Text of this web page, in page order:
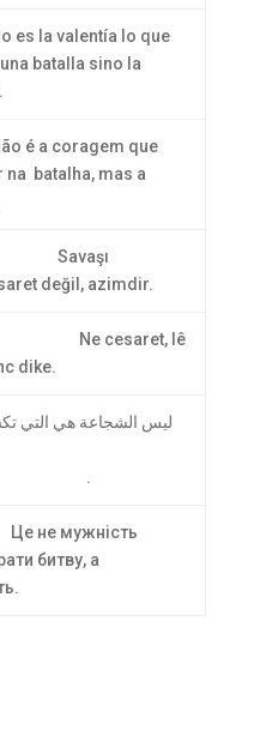
lo que
batalla sino la
que
na batalha, mas a
değil, azimdir.
lê
dike.
ليس الشجاعة هي التي
битву, а